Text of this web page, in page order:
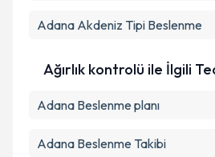
Adana Akdeniz Tipi Beslenme
Ağırlık kontrolü ile İlgili
Adana Beslenme planı
Adana Beslenme Takibi